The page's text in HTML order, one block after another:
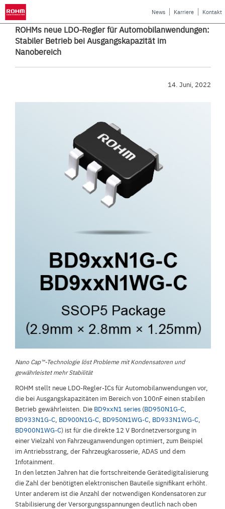
News Karriere Kontakt
ROHMs neue LDO-Regler für Automobilanwendungen:
Stabiler Betrieb bei Ausgangskapazität im
Nanobereich
14. Juni, 2022
Nano Cap™-Technologie löst Probleme mit Kondensatoren und
gewährleistet mehr Stabilität
ROHM stellt neue LDO-Regler-ICs für Automobilanwendungen vor,
die bei Ausgangskapazitäten im Bereich von 100nF einen stabilen
Betrieb gewährleisten. Die BD9xxN1 series (BD950N1G-C
BD933N1G-C BD900N1G-C BD950N1WG-C BD933N1WG-C
BD900N1WG-C) ist für die direkte 12 V Bordnetzversorgung in
einer Vielzahl von Fahrzeuganwendungen optimiert, zum Beispiel
im Antriebsstrang, der Fahrzeugkarosserie, ADAS und dem
Infotainment.
In den letzten Jahren hat die fortschreitende Gerätedigitalisierung
die Zahl der benötigten elektronischen Bauteile signifikant erhöht.
Unter anderem ist die Anzahl der notwendigen Kondensatoren zur
Stabilisierung der Versorgungsspannungen deutlich nach oben